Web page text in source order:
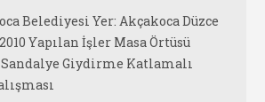
Belediyesi Yer: Akçakoca Düzce
Yapılan İşler Masa Örtüsü
Sandalye Giydirme Katlamalı